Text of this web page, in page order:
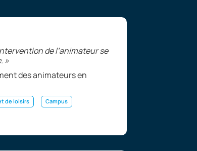
de l’animateur se
»
des animateurs en
de loisirs
Campus